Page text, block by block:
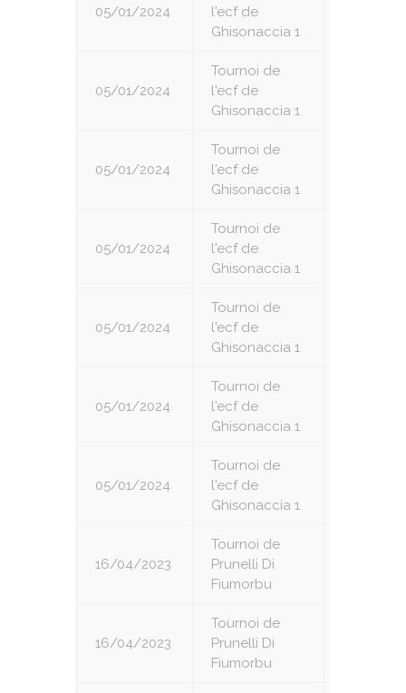
05/01/2024
l'ecf de
Ghisonaccia 1
05/01/2024
Tournoi de
l'ecf de
Ghisonaccia 1
05/01/2024
Tournoi de
l'ecf de
Ghisonaccia 1
05/01/2024
Tournoi de
l'ecf de
Ghisonaccia 1
05/01/2024
Tournoi de
l'ecf de
Ghisonaccia 1
05/01/2024
Tournoi de
l'ecf de
Ghisonaccia 1
05/01/2024
Tournoi de
l'ecf de
Ghisonaccia 1
16/04/2023
Tournoi de
Prunelli Di
Fiumorbu
16/04/2023
Tournoi de
Prunelli Di
Fiumorbu